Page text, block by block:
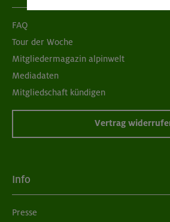
FAQ
Tour der Woche
Mitgliedermagazin alpinwelt
Mediadaten
Mitgliedschaft kündigen
Vertrag
Info
Presse